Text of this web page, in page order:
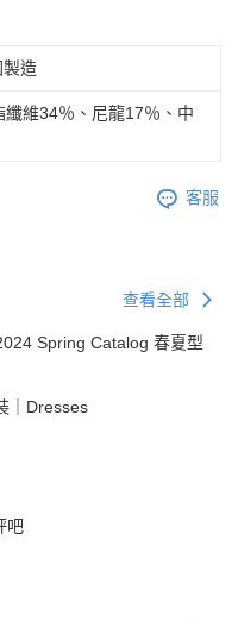
製造
維34％、尼龍17％、中
客服
查看全部
Spring Catalog 春夏型
｜Dresses
吧